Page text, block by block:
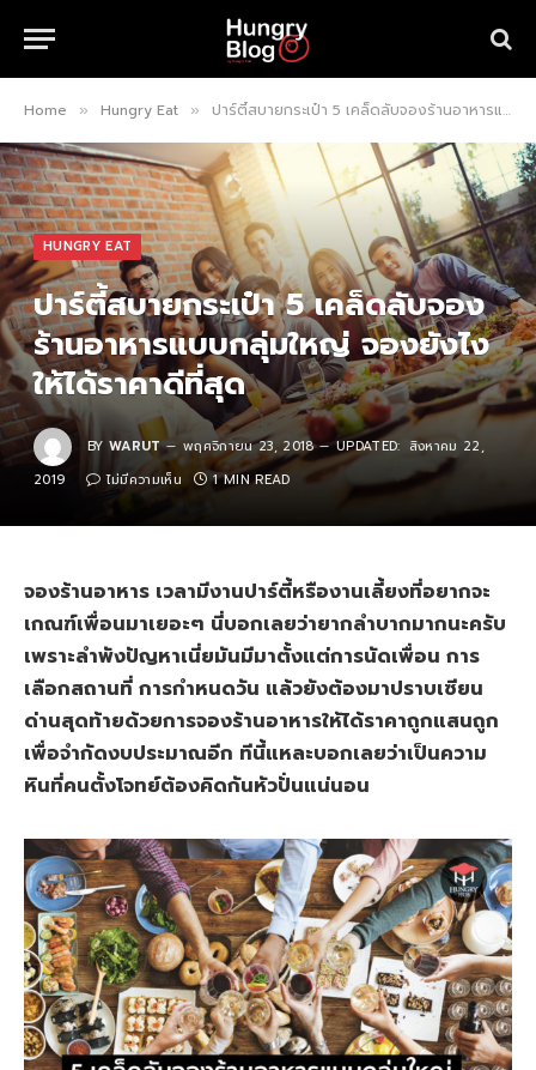
Home » Hungry Eat » ปาร์ตี้สบายกระเป๋า 5 เคล็ดลับจองร้านอาหารแบบกลุ่มใหญ่ จองยังไงให้ได้ราคาดีที่สุด
HUNGRY EAT
ปาร์ตี้สบายกระเป๋า 5 เคล็ดลับจอง
ร้านอาหารแบบกลุ่มใหญ่ จองยังไง
ให้ได้ราคาดีที่สุด
BY WARUT พฤศจิกายน 23, 2018 UPDATED: สิงหาคม 22,
2019
ไม่มีความเห็น 1 MIN READ
จองร้านอาหาร เวลามีงานปาร์ตี้หรืองานเลี้ยงที่อยากจะ
เกณฑ์เพื่อนมาเยอะๆ นี่บอกเลยว่ายากลำบากมากนะครับ
เพราะลำพังปัญหาเนี่ยมันมีมาตั้งแต่การนัดเพื่อน การ
เลือกสถานที่ การกำหนดวัน แล้วยังต้องมาปราบเซียน
ด่านสุดท้ายด้วยการจองร้านอาหารให้ได้ราคาถูกแสนถูก
เพื่อจำกัดงบประมาณอีก ทีนี้แหละบอกเลยว่าเป็นความ
หินที่คนตั้งโจทย์ต้องคิดกันหัวปั่นแน่นอน